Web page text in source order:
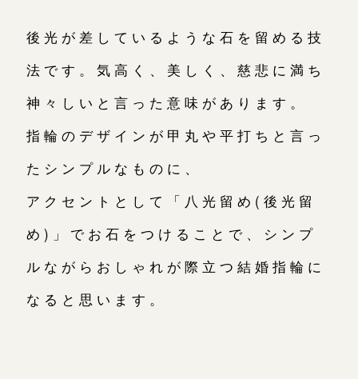
後光が差しているような石を留める技
法です。気高く、美しく、慈悲に満ち
神々しいと言った意味があります。
指輪のデザインが甲丸や平打ちと言っ
たシンプルなものに、
アクセントとして「八光留め(後光留
め)」でお石をつけることで、シンプ
ルながらおしゃれが際立つ結婚指輪に
なると思います。